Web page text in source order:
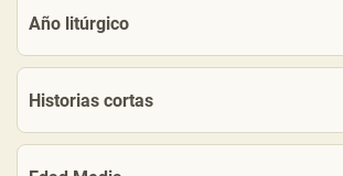
Año litúrgico
Historias cortas